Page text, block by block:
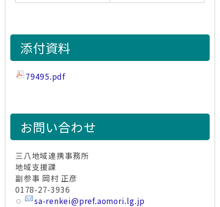
添付資料
79495.pdf
お問い合わせ
三八地域連携事務所
地域支援課
副参事 岡村 正彦
0178-27-3936
sa-renkei@pref.aomori.lg.jp